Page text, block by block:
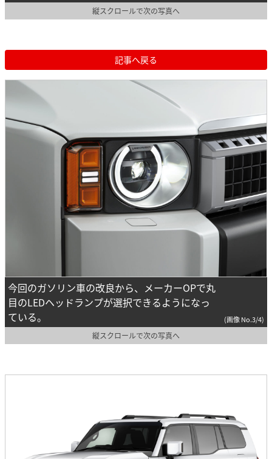
縦スクロールで次の写真へ
記事へ戻る
今回のガソリン車の改良から、メーカーOPで丸
目のLEDヘッドランプが選択できるようになっ
ている。
(画像 No.3/4)
縦スクロールで次の写真へ